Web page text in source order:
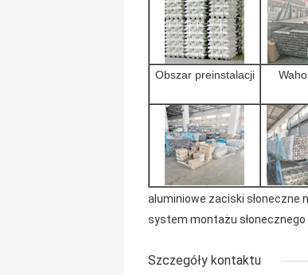
Obszar preinstalacji
aluminiowe zaciski słoneczne
system montażu
Szczegóły kontaktu